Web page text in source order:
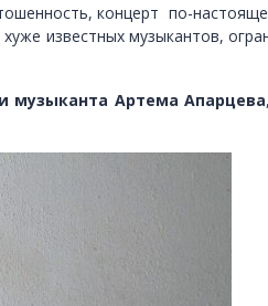
концерт по-
известных музыкантов,
музыканта Артема Апарцева